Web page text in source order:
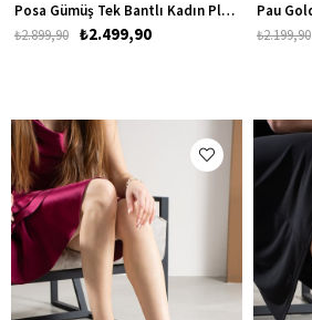
Posa Gümüş Tek Bantlı Kadın Platform Kalın Topuklu Ayakkabı
₺2.499,90
₺2.899,90 ₺2.199,90